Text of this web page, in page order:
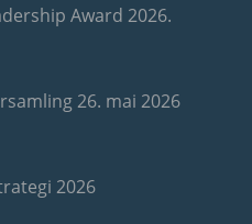
Award 2026.
26. mai 2026
2026